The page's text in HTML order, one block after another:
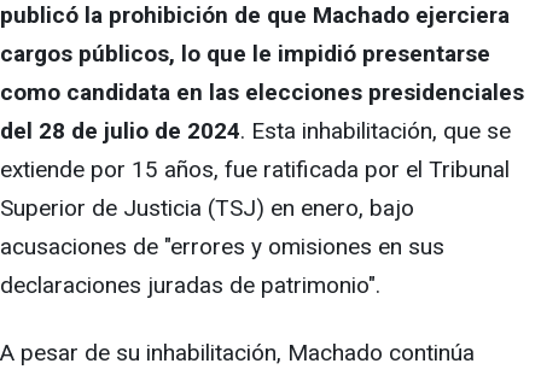
publicó la prohibición de que Machado ejerciera
cargos públicos, lo que le impidió presentarse
como candidata en las elecciones presidenciales
del 28 de julio de 2024. Esta inhabilitación, que se
extiende por 15 años, fue ratificada por el Tribunal
Superior de Justicia (TSJ) en enero, bajo
acusaciones de "errores y omisiones en sus
declaraciones juradas de patrimonio".
A pesar de su inhabilitación, Machado continúa